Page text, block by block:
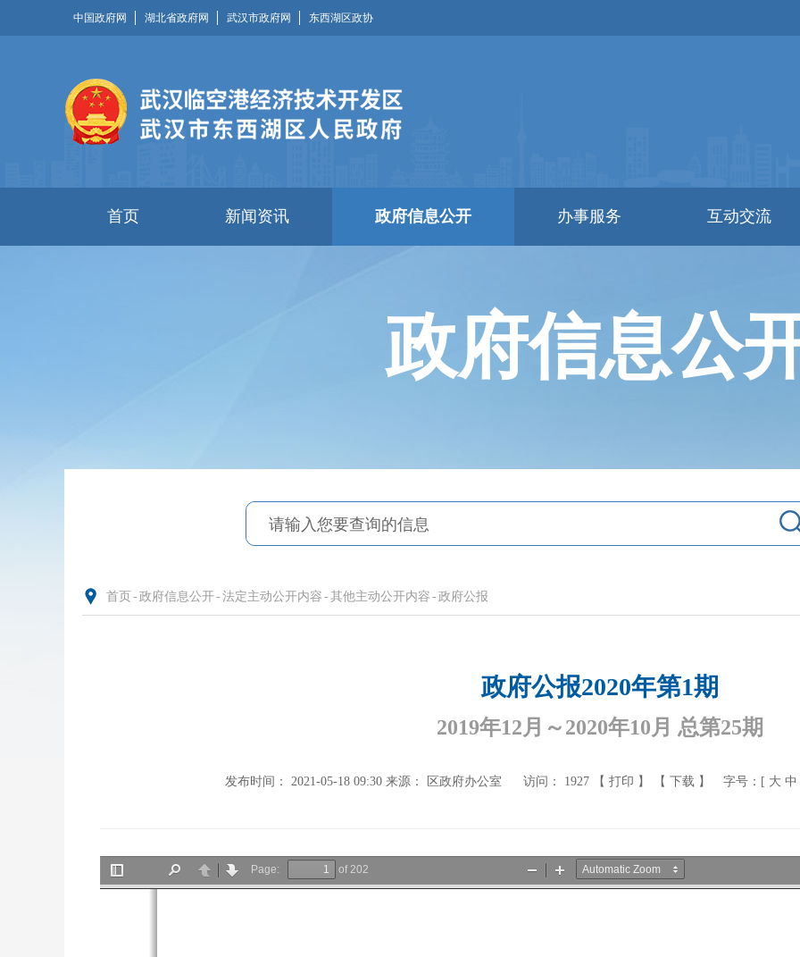
中国政府网 湖北省政府网 武汉市政府网 东西湖区政协
首页 新闻资讯 政府信息公开 办事服务 互动交流
政府信息公
首页 - 政府信息公开- 法定主动公开内容 - 其他主动公开内容 - 政府公报
政府公报2020年第1期
2019年12月～2020年10月 总第25期
发布时间： 2021-05-18 09:30 来源： 区政府办公室 访问： 1927 【 打印 】 【 下载 】 字号：[ 大 中